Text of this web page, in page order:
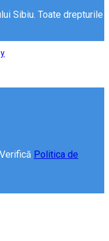
Sibiu. Toate drepturile
Politica de